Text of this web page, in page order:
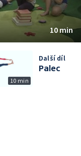
10 min
10 min
Další díl
Palec